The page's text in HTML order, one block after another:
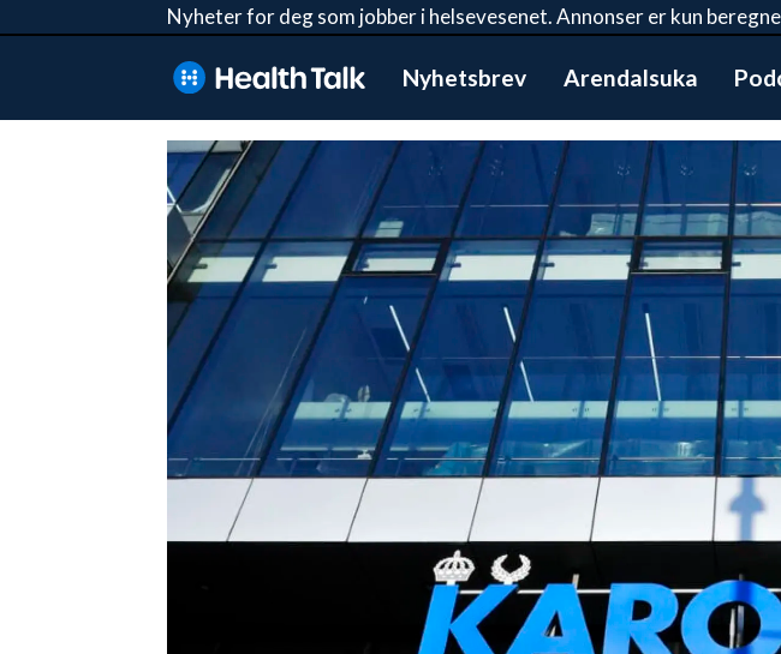
Nyheter for deg som jobber i helsevesenet. Annonser er kun
Nyhetsbrev Arendalsuka